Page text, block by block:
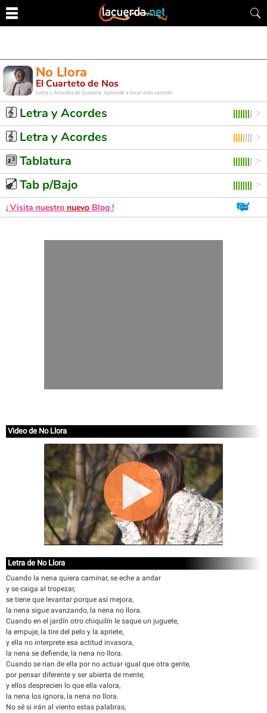
No Llora
El Cuarteto de Nos
Letra y Acordes de Guitarra. Aprende a tocar esta canción
Letra y Acordes
Letra y Acordes
Tablatura
Tab p/Bajo
¡ Visita nuestro nuevo Blog !
Video de No Llora
Letra de No Llora
Cuando la nena quiera caminar, se eche a andar
y se caiga al tropezar,
se tiene que levantar porque así mejora,
la nena sigue avanzando, la nena no llora.
Cuando en el jardín otro chiquilín le saque un juguete,
la empuje, la tire del pelo y la apriete,
y ella no interprete esa actitud invasora,
la nena se defiende, la nena no llora.
Cuando se rían de ella por no actuar igual que otra gente,
por pensar diferente y ser abierta de mente,
y ellos desprecien lo que ella valora,
la nena los ignora, la nena no llora.
No sé si irán al viento estas palabras,